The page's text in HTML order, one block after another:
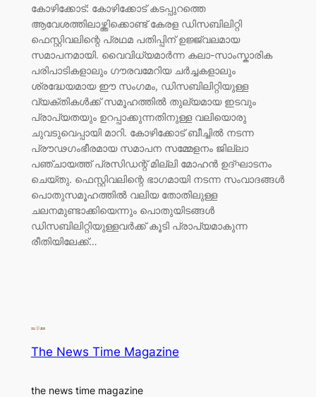
കോഴിക്കോട്: കോഴിക്കോട് കടപ്പുറത്തെ
ആവേശത്തിലാഴ്ത്തിക്കൊണ്ട് കേരള ഡിസബിലിറ്റി
ഫെസ്റ്റിവലിന്റെ പ്രഥമ പതിപ്പിന് ഉജ്ജ്വലമായ
സമാപനമായി. വൈവിധ്യമാർന്ന കലാ-സാംസ്കാരിക
പരിപാടികളാലും ഗൗരവമേറിയ ചർച്ചകളാലും
ശ്രദ്ധേയമായ ഈ സംഗമം, ഡിസബിലിറ്റിയുള്ള
വ്യക്തികൾക്ക് സമൂഹത്തിൽ തുല്യമായ ഇടവും
പ്രാപ്യതയും ഉറപ്പാക്കുന്നതിനുള്ള വലിയൊരു
ചുവടുവെപ്പായി മാറി. കോഴിക്കോട് ബീച്ചിൽ നടന്ന
പ്രൗഢഗംഭീരമായ സമാപന സമ്മേളനം ജില്ലാ
പഞ്ചായത്ത് പ്രസിഡന്റ് മില്ലി മോഹൻ ഉദ്ഘാടനം
ചെയ്തു. ഫെസ്റ്റിവലിന്റെ ഭാഗമായി നടന്ന സംവാദങ്ങൾ
പൊതുസമൂഹത്തിൽ വലിയ തോതിലുള്ള
ചലനമുണ്ടാക്കിയെന്നും പൊതുയിടങ്ങൾ
ഡിസബിലിറ്റിയുള്ളവർക്ക് കൂടി പ്രാപ്യമാകുന്ന
രീതിയിലേക്ക്…
The News Time Magazine
the news time magazine